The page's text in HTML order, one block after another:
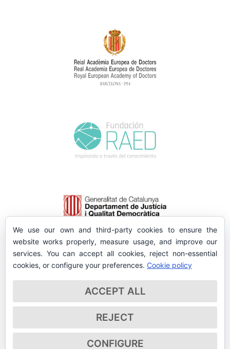
We use our own and third-party cookies to ensure the
website works properly, measure usage, and improve our
services. You can accept all cookies, reject non-essential
cookies, or configure your preferences. Cookie policy
ACCEPT ALL
REJECT
CONFIGURE